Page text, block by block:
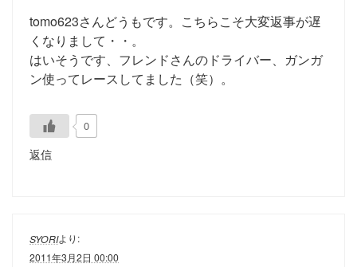
tomo623さんどうもです。こちらこそ大変返事が遅
くなりまして・・。
はいそうです、フレンドさんのドライバー、ガンガ
ン使ってレースしてました（笑）。
0
返信
SYORIより:
2011年3月2日 00:00